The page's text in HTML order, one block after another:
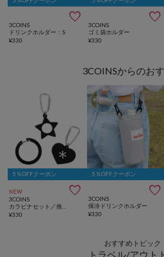

3COINS
ドリンクホルダー：S
¥330

3COINS
ゴミ袋ホルダー
¥330
3COINSからのお
5％OFFクーポン
NEW 
3COINS
¥330
5％OFFクーポン

3COINS
保冷ドリンクホルダー
¥330
おすすめトピック
トラベル/アウト